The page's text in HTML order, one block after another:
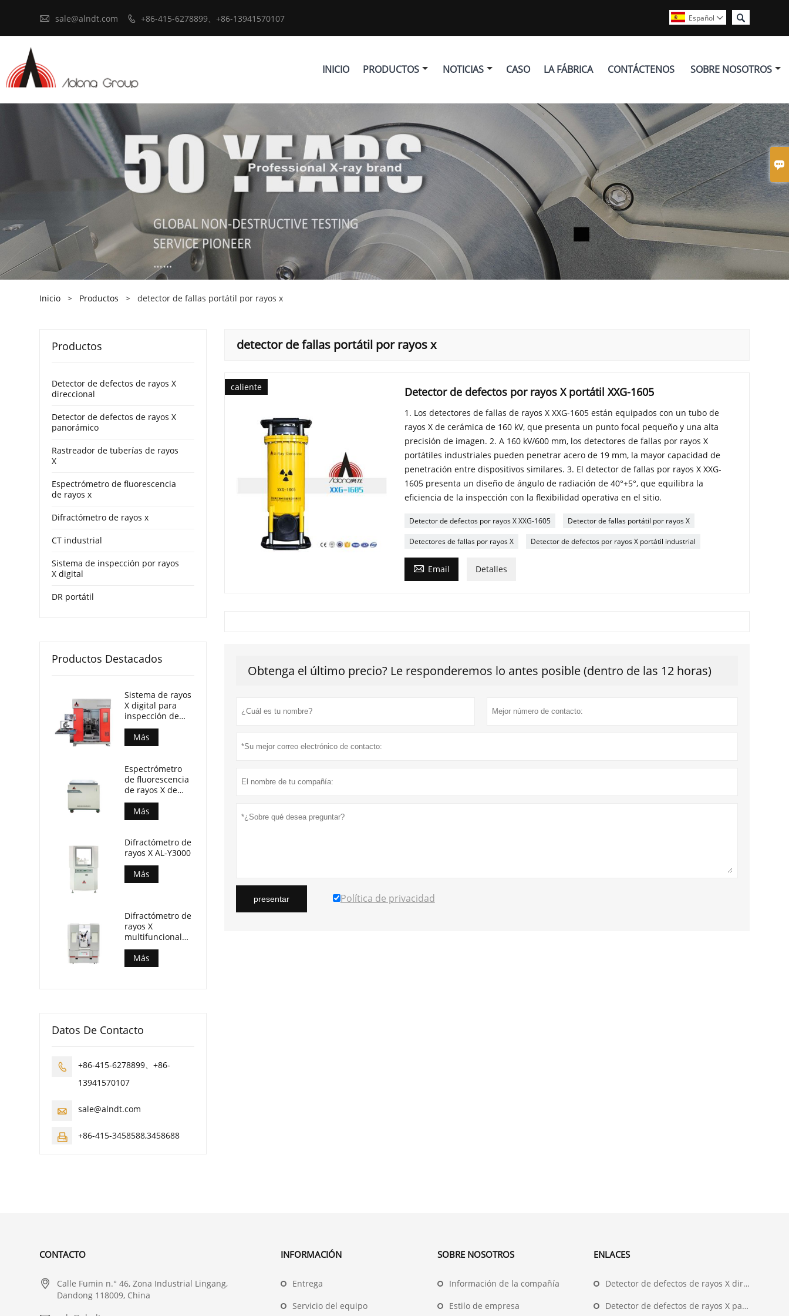

 sale@alndt.com  +86-415-6278899、+86-13941570107 
Español 
INICIO PRODUCTOS NOTICIAS CASO LA FÁBRICA CONTÁCTENOS SOBRE NOSOTROS
Inicio > Productos > detector de fallas portátil por rayos x
detector de fallas portátil por rayos x
caliente Detector de defectos por rayos X portátil XXG-1605
1. Los detectores de fallas de rayos X XXG-1605 están equipados con un tubo de
rayos X de cerámica de 160 kV, que presenta un punto focal pequeño y una alta
precisión de imagen. 2. A 160 kV/600 mm, los detectores de fallas por rayos X
portátiles industriales pueden penetrar acero de 19 mm, la mayor capacidad de
penetración entre dispositivos similares. 3. El detector de fallas por rayos X XXG-
1605 presenta un diseño de ángulo de radiación de 40°+5°, que equilibra la
eficiencia de la inspección con la flexibilidad operativa en el sitio.
Detector de defectos por rayos X XXG-1605 Detector de fallas portátil por rayos X
Detectores de fallas por rayos X Detector de defectos por rayos X portátil industrial
 Email Detalles
Obtenga el último precio? Le responderemos lo antes posible (dentro de las 12 horas)
presentar Política de privacidad
Productos
Detector de defectos de rayos X
direccional
Detector de defectos de rayos X
panorámico
Rastreador de tuberías de rayos
X
Espectrómetro de fluorescencia
de rayos x
Difractómetro de rayos x
CT industrial
Sistema de inspección por rayos
X digital
DR portátil
Productos Destacados
Sistema de rayos
X digital para
inspección de
piezas fundidas
Más
Espectrómetro
de fluorescencia
de rayos X de
dispersión de
longitud de onda
(AL-BP-3000)
Más
Difractómetro de
rayos X AL-Y3000
Más
Difractómetro de
rayos X
multifuncional
combinado AL-
Y3500
Más
Datos De Contacto

+86-415-6278899、+86-
13941570107
 sale@alndt.com
 +86-415-3458588,3458688
CONTACTO

Calle Fumin n.° 46, Zona Industrial Lingang,
Dandong 118009, China
INFORMACIÓN
Entrega
Servicio del equipo
SOBRE NOSOTROS
Información de la compañía
Estilo de empresa
ENLACES
Detector de defectos de rayos X direccional
Detector de defectos de rayos X panorámico